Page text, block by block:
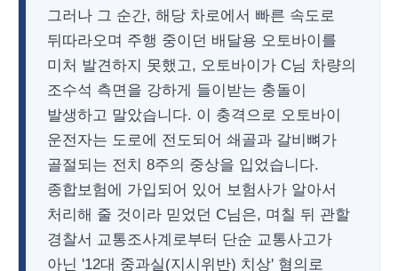
그러나 그 순간, 해당 차로에서 빠른 속도로
뒤따라오며 주행 중이던 배달용 오토바이를
미처 발견하지 못했고, 오토바이가 C님 차량의
조수석 측면을 강하게 들이받는 충돌이
발생하고 말았습니다. 이 충격으로 오토바이
운전자는 도로에 전도되어 쇄골과 갈비뼈가
골절되는 전치 8주의 중상을 입었습니다.
종합보험에 가입되어 있어 보험사가 알아서
처리해 줄 것이라 믿었던 C님은, 며칠 뒤 관할
경찰서 교통조사계로부터 단순 교통사고가
아닌 '12대 중과실(지시위반) 치상' 혐의로